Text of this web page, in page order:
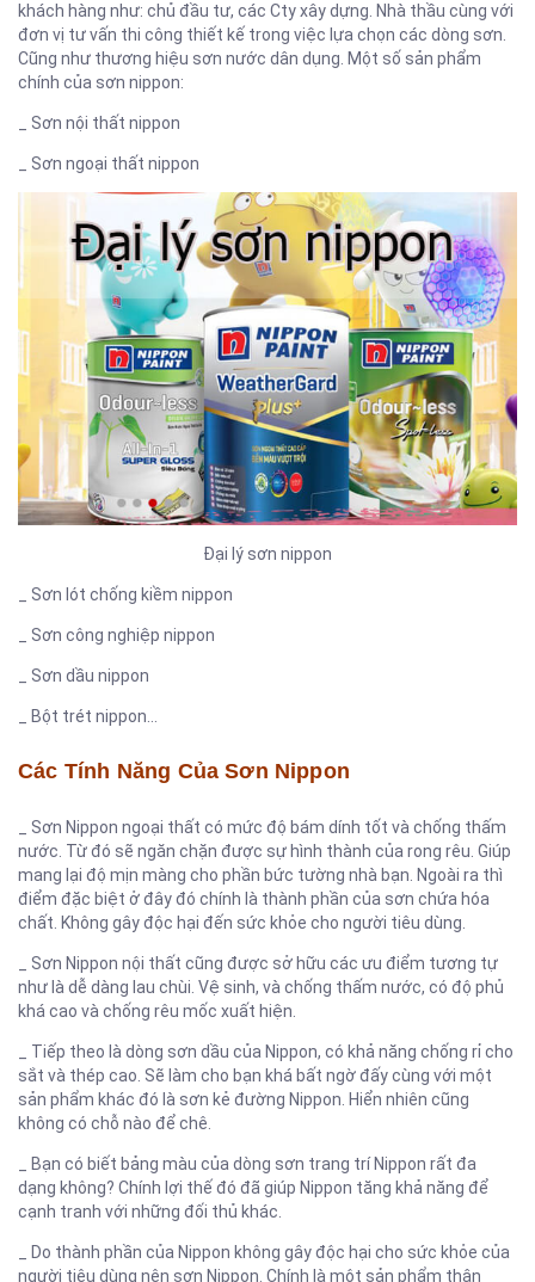
khách hàng như: chủ đầu tư, các Cty xây dựng. Nhà thầu cùng với
đơn vị tư vấn thi công thiết kế trong việc lựa chọn các dòng sơn.
Cũng như thương hiệu sơn nước dân dụng. Một số sản phẩm
chính của sơn nippon:
_ Sơn nội thất nippon
_ Sơn ngoại thất nippon
Đại lý sơn nippon
_ Sơn lót chống kiềm nippon
_ Sơn công nghiệp nippon
_ Sơn dầu nippon
_ Bột trét nippon…
Các Tính Năng Của Sơn Nippon
_ Sơn Nippon ngoại thất có mức độ bám dính tốt và chống thấm
nước. Từ đó sẽ ngăn chặn được sự hình thành của rong rêu. Giúp
mang lại độ mịn màng cho phần bức tường nhà bạn. Ngoài ra thì
điểm đặc biệt ở đây đó chính là thành phần của sơn chứa hóa
chất. Không gây độc hại đến sức khỏe cho người tiêu dùng.
_ Sơn Nippon nội thất cũng được sở hữu các ưu điểm tương tự
như là dễ dàng lau chùi. Vệ sinh, và chống thấm nước, có độ phủ
khá cao và chống rêu mốc xuất hiện.
_ Tiếp theo là dòng sơn dầu của Nippon, có khả năng chống rỉ cho
sắt và thép cao. Sẽ làm cho bạn khá bất ngờ đấy cùng với một
sản phẩm khác đó là sơn kẻ đường Nippon. Hiển nhiên cũng
không có chỗ nào để chê.
_ Bạn có biết bảng màu của dòng sơn trang trí Nippon rất đa
dạng không? Chính lợi thế đó đã giúp Nippon tăng khả năng để
cạnh tranh với những đối thủ khác.
_ Do thành phần của Nippon không gây độc hại cho sức khỏe của
người tiêu dùng nên sơn Nippon. Chính là một sản phẩm thân